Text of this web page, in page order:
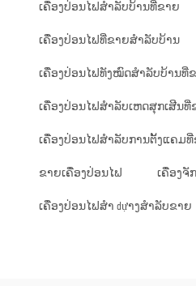
ເຄື່ອງປ່ອນໄຟສຳລັບບ້ານທີ່ຂາຍ
ເຄື່ອງປ່ອນໄຟທີ່ຂາຍສຳລັບບ້ານ
ເຄື່ອງປ່ອນໄຟທັງໝົດສຳລັບບ້ານທີ່
ເຄື່ອງປ່ອນໄຟສຳລັບເຫດສຸກເສີນທີ່
ເຄື່ອງປ່ອນໄຟສຳລັບການຕັ້ງແຄມ
ຂາຍເຄື່ອງປ່ອນໄຟ ເຄື່ອງຈັ
ເຄື່ອງປ່ອນໄຟສຳ dựາງສຳລັບຂາຍ